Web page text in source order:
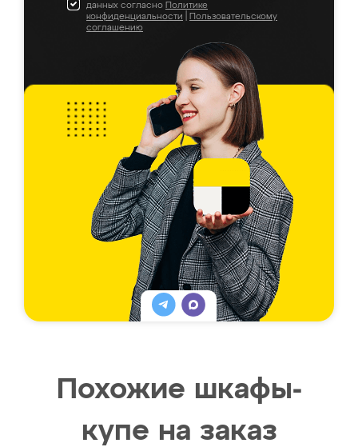
данных согласно Политике
конфиденциальности
Пользовательскому
соглашению
Похожие шкафы-
купе на заказ